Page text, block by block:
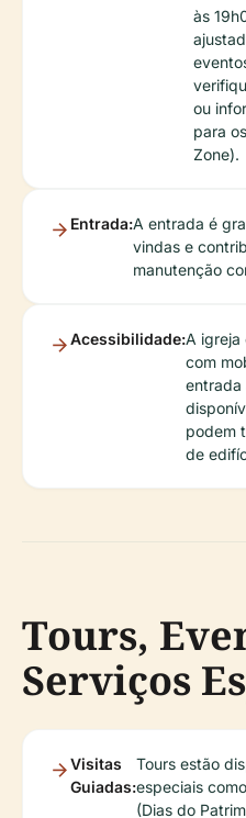
às
ou
para
Zone).
Entrada:A entrada é
vindas e
manutenção
Acessibilidade:A igreja
com
entrada
podem
de
Tours,
Serviços
Visitas
Guiadas:
Tours estão
especiais
(Dias do